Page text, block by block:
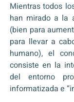
Mientras todos
han mirado a la
(bien para
para llevar a
humano), el
consiste en la
del entorno
informatizada e